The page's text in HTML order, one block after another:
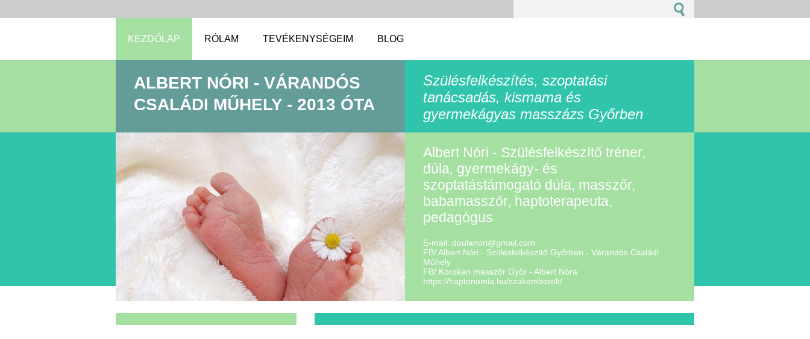
KEZDŐLAP RÓLAM TEVÉKENYSÉGEIM BLOG
ALBERT NÓRI - VÁRANDÓS
CSALÁDI MŰHELY - 2013 ÓTA
Szülésfelkészítés, szoptatási
tanácsadás, kismama és
gyermekágyas masszázs Győrben
Albert Nóri - Szülésfelkészítő tréner,
dúla, gyermekágy- és
szoptatástámogató dúla, masszőr,
babamasszőr, haptoterapeuta,
pedagógus
E-mail: doulanori@gmail. com
FB/ Albert Nóri - Szülésfelkészítő Győrben - Várandós Családi
Műhely
FB/ Korokan masszőr Győr - Albert Nóra
https://haptonomia.hu/szakemberek/